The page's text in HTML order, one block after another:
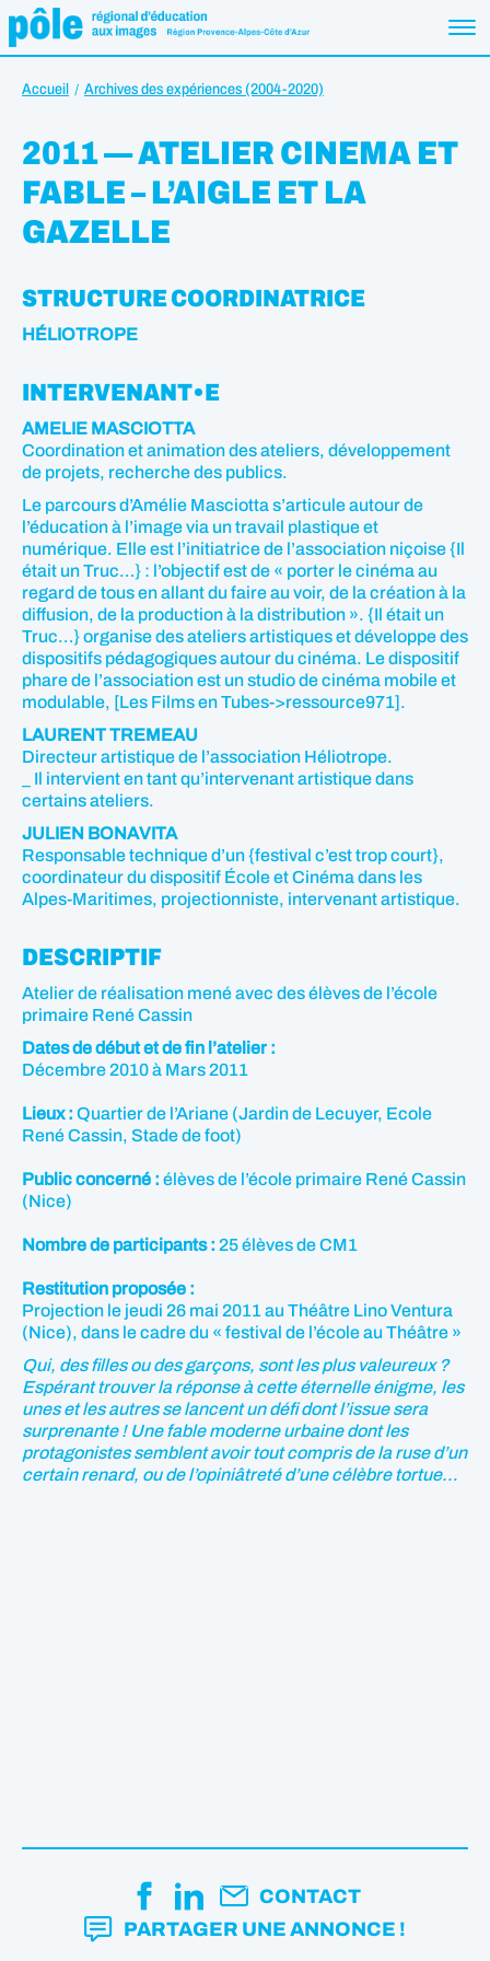
Accueil Archives des expériences (2004-2020)
2011 — ATELIER CINEMA ET
FABLE – L’AIGLE ET LA
GAZELLE
STRUCTURE COORDINATRICE
HÉLIOTROPE
INTERVENANT•E
AMELIE MASCIOTTA
Coordination et animation des ateliers, développement
de projets, recherche des publics.
Le parcours d’Amélie Masciotta s’articule autour de
l’éducation à l’image via un travail plastique et
numérique. Elle est l’initiatrice de l’association niçoise {Il
était un Truc…} : l’objectif est de « porter le cinéma au
regard de tous en allant du faire au voir, de la création à la
diffusion, de la production à la distribution ». {Il était un
Truc…} organise des ateliers artistiques et développe des
dispositifs pédagogiques autour du cinéma. Le dispositif
phare de l’association est un studio de cinéma mobile et
modulable, [Les Films en Tubes->ressource971].
LAURENT TREMEAU
Directeur artistique de l’association Héliotrope.
_ Il intervient en tant qu’intervenant artistique dans
certains ateliers.
JULIEN BONAVITA
Responsable technique d’un {festival c’est trop court},
coordinateur du dispositif École et Cinéma dans les
Alpes-Maritimes, projectionniste, intervenant artistique.
DESCRIPTIF
Atelier de réalisation mené avec des élèves de l’école
primaire René Cassin
Dates de début et de fin l’atelier :
Décembre 2010 à Mars 2011
Lieux : Quartier de l’Ariane (Jardin de Lecuyer, Ecole
René Cassin, Stade de foot)
Public concerné : élèves de l’école primaire René Cassin
(Nice)
Nombre de participants : 25 élèves de CM1
Restitution proposée :
Projection le jeudi 26 mai 2011 au Théâtre Lino Ventura
(Nice), dans le cadre du « festival de l’école au Théâtre »
Qui, des filles ou des garçons, sont les plus valeureux ?
Espérant trouver la réponse à cette éternelle énigme, les
unes et les autres se lancent un défi dont l’issue sera
surprenante ! Une fable moderne urbaine dont les
protagonistes semblent avoir tout compris de la ruse d’un
certain renard, ou de l’opiniâtreté d’une célèbre tortue…
CONTACT
PARTAGER UNE ANNONCE !